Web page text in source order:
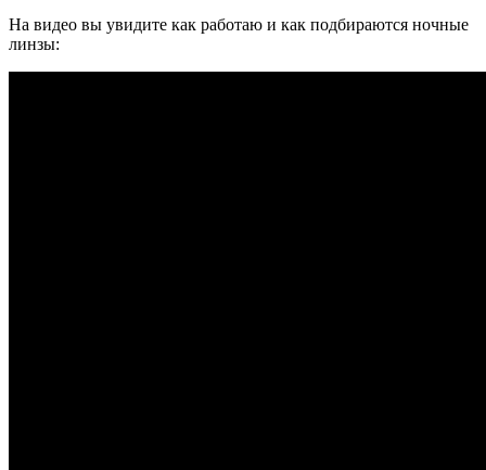
На видео вы увидите как работаю и как подбираются ночные
линзы: